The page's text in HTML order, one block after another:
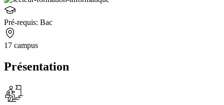
Pré-requis: Bac
17 campus
Présentation